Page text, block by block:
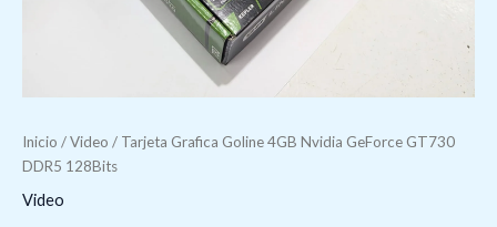
Inicio /Video / Tarjeta Grafica Goline 4GB Nvidia GeForce GT730
DDR5 128Bits
Video